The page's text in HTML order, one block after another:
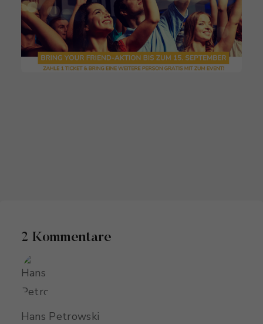
2 Kommentare
Hans Petrowski